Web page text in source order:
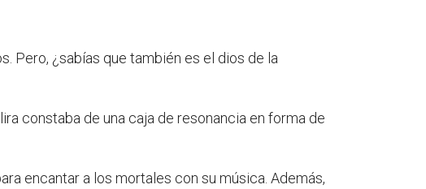
Pero, ¿sabías que también es el dios de la
constaba de una caja de resonancia en forma de
encantar a los mortales con su música. Además,